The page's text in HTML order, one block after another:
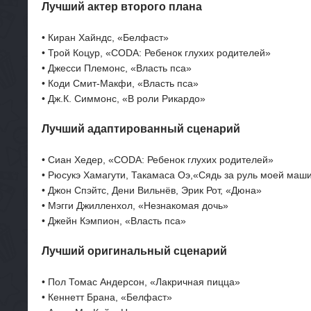
Лучший актер второго плана
• Киран Хайндс, «Белфаст»
• Трой Коцур, «CODA: Ребенок глухих родителей»
• Джесси Племонс, «Власть пса»
• Коди Смит-Макфи, «Власть пса»
• Дж.К. Симмонс, «В роли Рикардо»
Лучший адаптированный сценарий
• Сиан Хедер, «CODA: Ребенок глухих родителей»
• Рюсукэ Хамагути, Такамаса Оэ,«Сядь за руль моей
• Джон Спэйтс, Дени Вильнёв, Эрик Рот, «Дюна»
• Мэгги Джилленхол, «Незнакомая дочь»
• Джейн Кэмпион, «Власть пса»
Лучший оригинальный сценарий
• Пол Томас Андерсон, «Лакричная пицца»
• Кеннетт Брана, «Белфаст»